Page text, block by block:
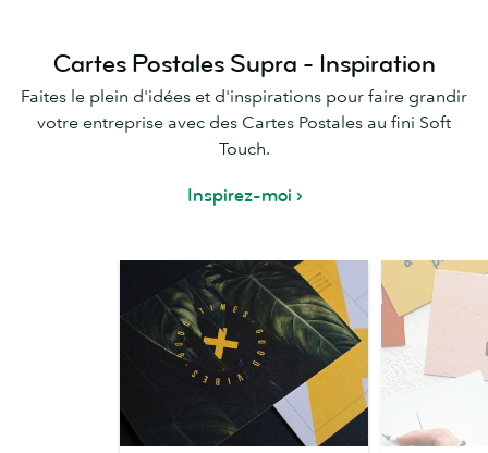
Cartes Postales Supra - Inspiration
Faites le plein d'idées et d'inspirations pour faire grandir
votre entreprise avec des Cartes Postales au fini Soft
Touch.
Inspirez-moi